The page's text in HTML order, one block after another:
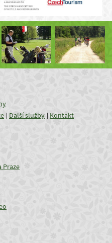
Další služby Kontakt
Praze